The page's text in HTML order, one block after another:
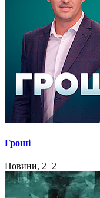
Гроші
Новини, 2+2